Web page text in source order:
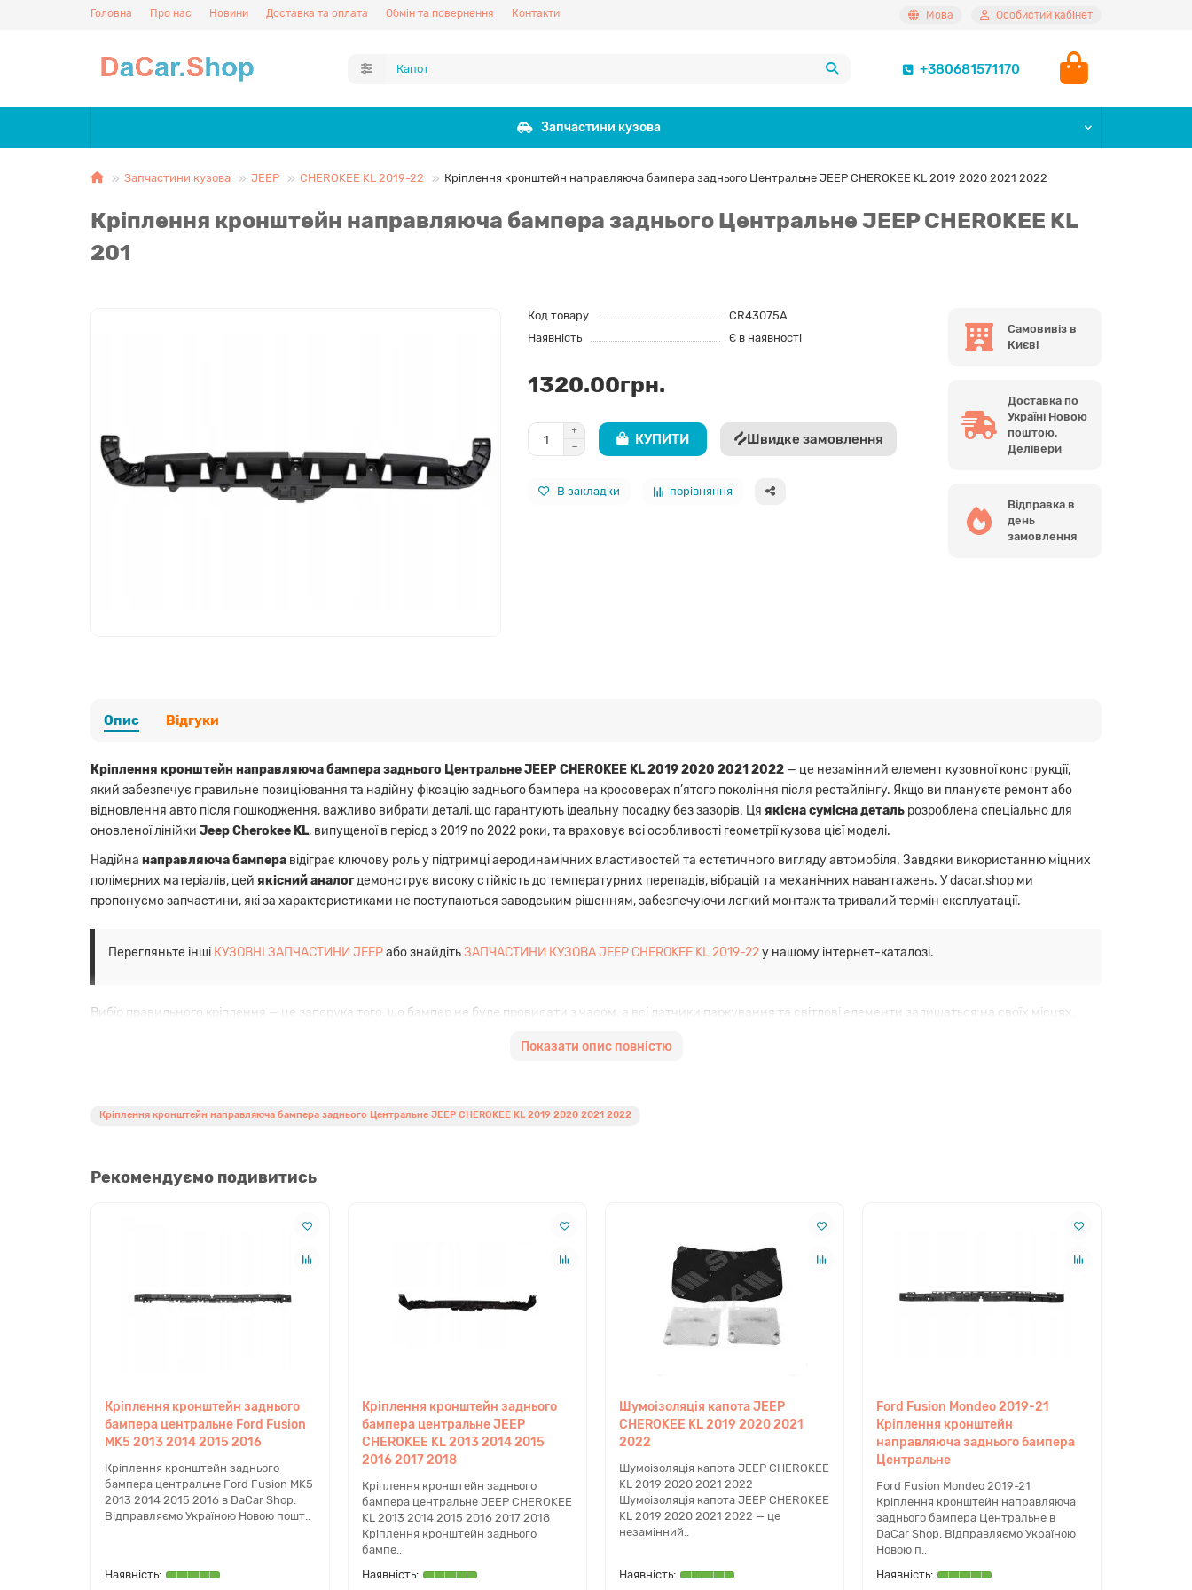
Головна Про нас Новини Доставка та оплата Обмін та повернення Контакти Мова Особистий кабінет
+380681571170
Запчастини кузова
Запчастини кузова JEEP CHEROKEE KL 2019-22 Кріплення кронштейн направляюча бампера заднього Центральне JEEP CHEROKEE KL 2019 2020 2021 2022
Кріплення кронштейн направляюча бампера заднього Центральне JEEP CHEROKEE KL
201
Код товару
CR43075A
Наявність
Є в наявності
1320.00грн.
КУПИТИ Швидке замовлення
В закладки порівняння
Самовивіз в
Києві
Доставка по
Україні Новою
поштою,
Делівери
Відправка в
день
замовлення
Опис Відгуки
Кріплення кронштейн направляюча бампера заднього Центральне JEEP CHEROKEE KL 2019 2020 2021 2022 — це незамінний елемент кузовної конструкції,
який забезпечує правильне позиціювання та надійну фіксацію заднього бампера на кросоверах п’ятого покоління після рестайлінгу. Якщо ви плануєте ремонт або
відновлення авто після пошкодження, важливо вибрати деталі, що гарантують ідеальну посадку без зазорів. Ця якісна сумісна деталь розроблена спеціально для
оновленої лінійки Jeep Cherokee KL, випущеної в період з 2019 по 2022 роки, та враховує всі особливості геометрії кузова цієї моделі.
Надійна направляюча бампера відіграє ключову роль у підтримці аеродинамічних властивостей та естетичного вигляду автомобіля. Завдяки використанню міцних
полімерних матеріалів, цей якісний аналогдемонструє високу стійкість до температурних перепадів, вібрацій та механічних навантажень. У dacar.shop ми
пропонуємо запчастини, які за характеристиками не поступаються заводським рішенням, забезпечуючи легкий монтаж та тривалий термін експлуатації.
Перегляньте інші КУЗОВНІ ЗАПЧАСТИНИ JEEPабо знайдітьЗАПЧАСТИНИ КУЗОВА JEEP CHEROKEE KL 2019-22у нашому інтернет-каталозі.
Вибір правильного кріплення — це запорука того, що бампер не буде провисати з часом, а всі датчики паркування та світлові елементи залишаться на своїх місцях.
України. Купити цей елемент у Києві з доставкою по всій країні — найкраще рішення для швидкого та якісного сервісу вашого Джип Черокі.
Точна сумісність:Розміри та місця кріплень повністю відповідають кузову Cherokee KL рестайлінг.
Хороша геометрія:Забезпечує заводські зазори між кузовними панелями.
Найкраще співвідношення вартості та експлуатаційних характеристик.
Модель:CHEROKEE KL(рестайлінг)
Якщо вам потрібна перевірка сумісності за VIN-кодом вашого автомобіля, експерти dacar.shop оперативно виконають підбір через оригінальний каталог виробника.
Чому варто купити в dacar.shop
Наш магазин спеціалізується на підборі надійних комплектуючих для американських автомобілів. Ми забезпечуємо швидку відправкузамовлень, щоб ваш
автомобіль не простоював у ремонті. В наявності завжди великий вибір кузовних елементів, а професійна підтримка клієнтів допоможе уникнути помилок при виборі.
(Нова Пошта, Делівері) та можливість самовивозу в Києві.
Показати опис повністю
Кріплення кронштейн направляюча бампера заднього Центральне JEEP CHEROKEE KL 2019 2020 2021 2022
Рекомендуємо подивитись
Кріплення кронштейн заднього
бампера центральне Ford Fusion
MK5 2013 2014 2015 2016
Кріплення кронштейн заднього
бампера центральне Ford Fusion MK5
2013 2014 2015 2016 в DaCar Shop.
Відправляємо Україною Новою пошт..
Кріплення кронштейн заднього
бампера центральне JEEP
CHEROKEE KL 2013 2014 2015
2016 2017 2018
Кріплення кронштейн заднього
бампера центральне JEEP CHEROKEE
KL 2013 2014 2015 2016 2017 2018
Кріплення кронштейн заднього
бампе..
Шумоізоляція капота JEEP
CHEROKEE KL 2019 2020 2021
2022
Шумоізоляція капота JEEP CHEROKEE
KL 2019 2020 2021 2022
Шумоізоляція капота JEEP CHEROKEE
KL 2019 2020 2021 2022 — це
незамінний..
Ford Fusion Mondeo 2019-21
Кріплення кронштейн
направляюча заднього бампера
Центральне
Ford Fusion Mondeo 2019-21
Кріплення кронштейн направляюча
заднього бампера Центральне в
DaCar Shop. Відправляємо Україною
Новою п..